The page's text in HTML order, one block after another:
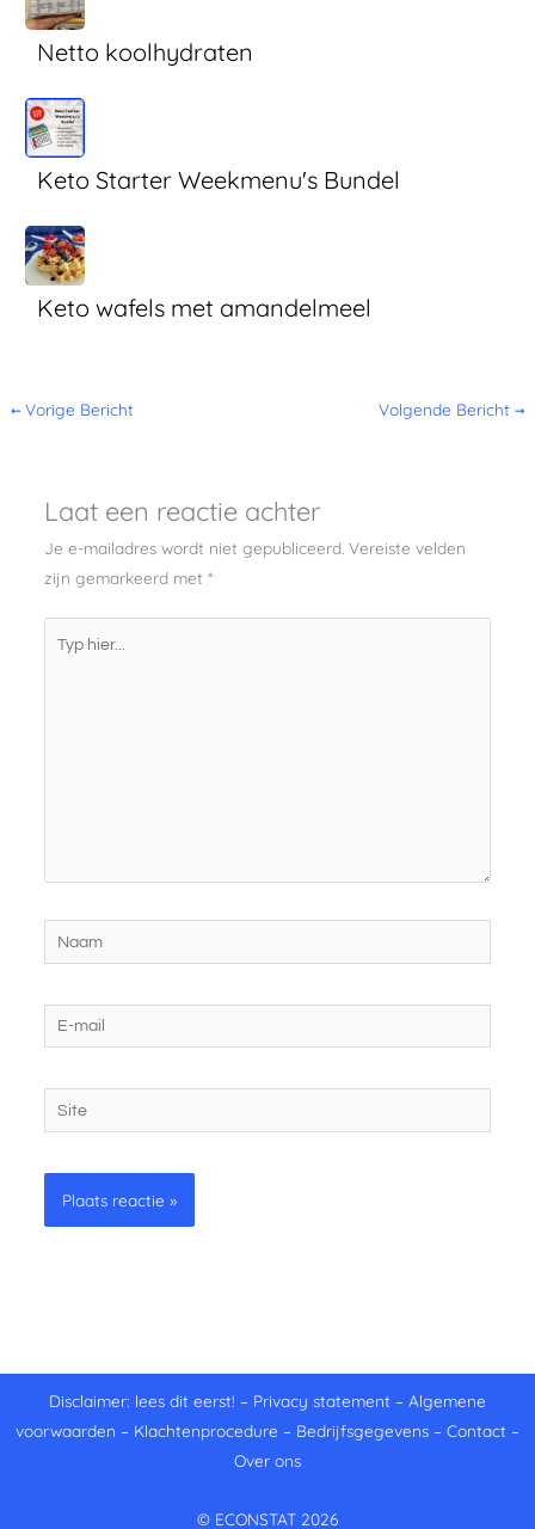
Netto koolhydraten
Keto Starter Weekmenu's Bundel
Keto wafels met amandelmeel
← Vorige Bericht Volgende Bericht →
Laat een reactie achter
Je e-mailadres wordt niet gepubliceerd. Vereiste velden
zijn gemarkeerd met *
Naam
mail
Site
Disclaimer: lees dit eerst! – Privacy statement – Algemene
voorwaarden – Klachtenprocedure – Bedrijfsgegevens – Contact –
Over ons
© ECONSTAT 2026